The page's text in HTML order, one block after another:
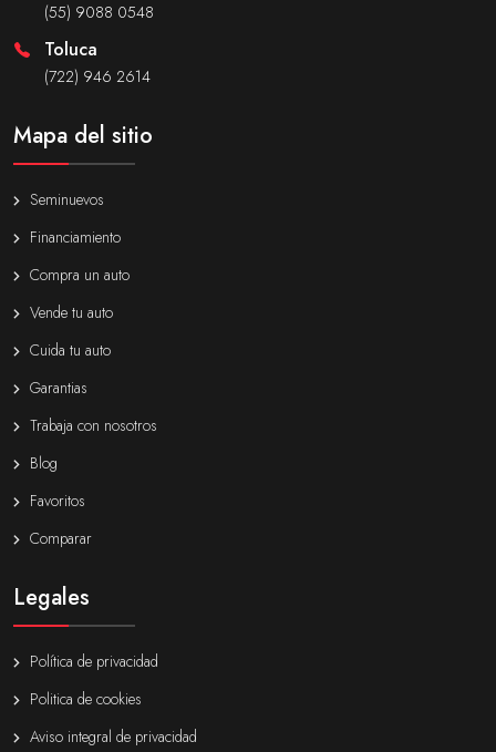
(55) 9088 0548
Toluca
(722) 946 2614
Mapa del sitio
Seminuevos
Financiamiento
Compra un auto
Vende tu auto
Cuida tu auto
Garantias
Trabaja con nosotros
Blog
Favoritos
Comparar
Legales
Política de privacidad
Politica de cookies
Aviso integral de privacidad